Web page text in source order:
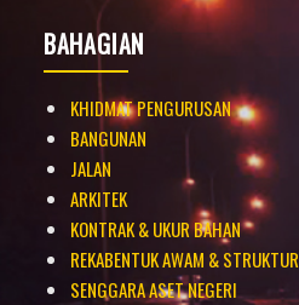
BAHAGIAN
KHIDMAT PENGURUSAN
BANGUNAN
JALAN
ARKITEK
KONTRAK & UKUR BAHAN
REKABENTUK AWAM & STRUKTUR
SENGGARA ASET NEGERI